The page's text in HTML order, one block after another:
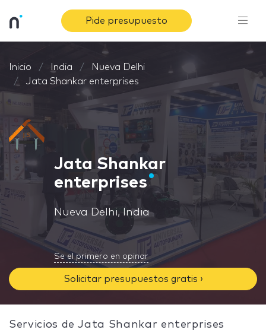
Pide presupuesto
Inicio India
Nueva Delhi
Jata Shankar enterprises
Jata Shankar
enterprises
Nueva Delhi, India
Se el primero en opinar
Solicitar presupuestos gratis ›
Servicios de Jata Shankar enterprises